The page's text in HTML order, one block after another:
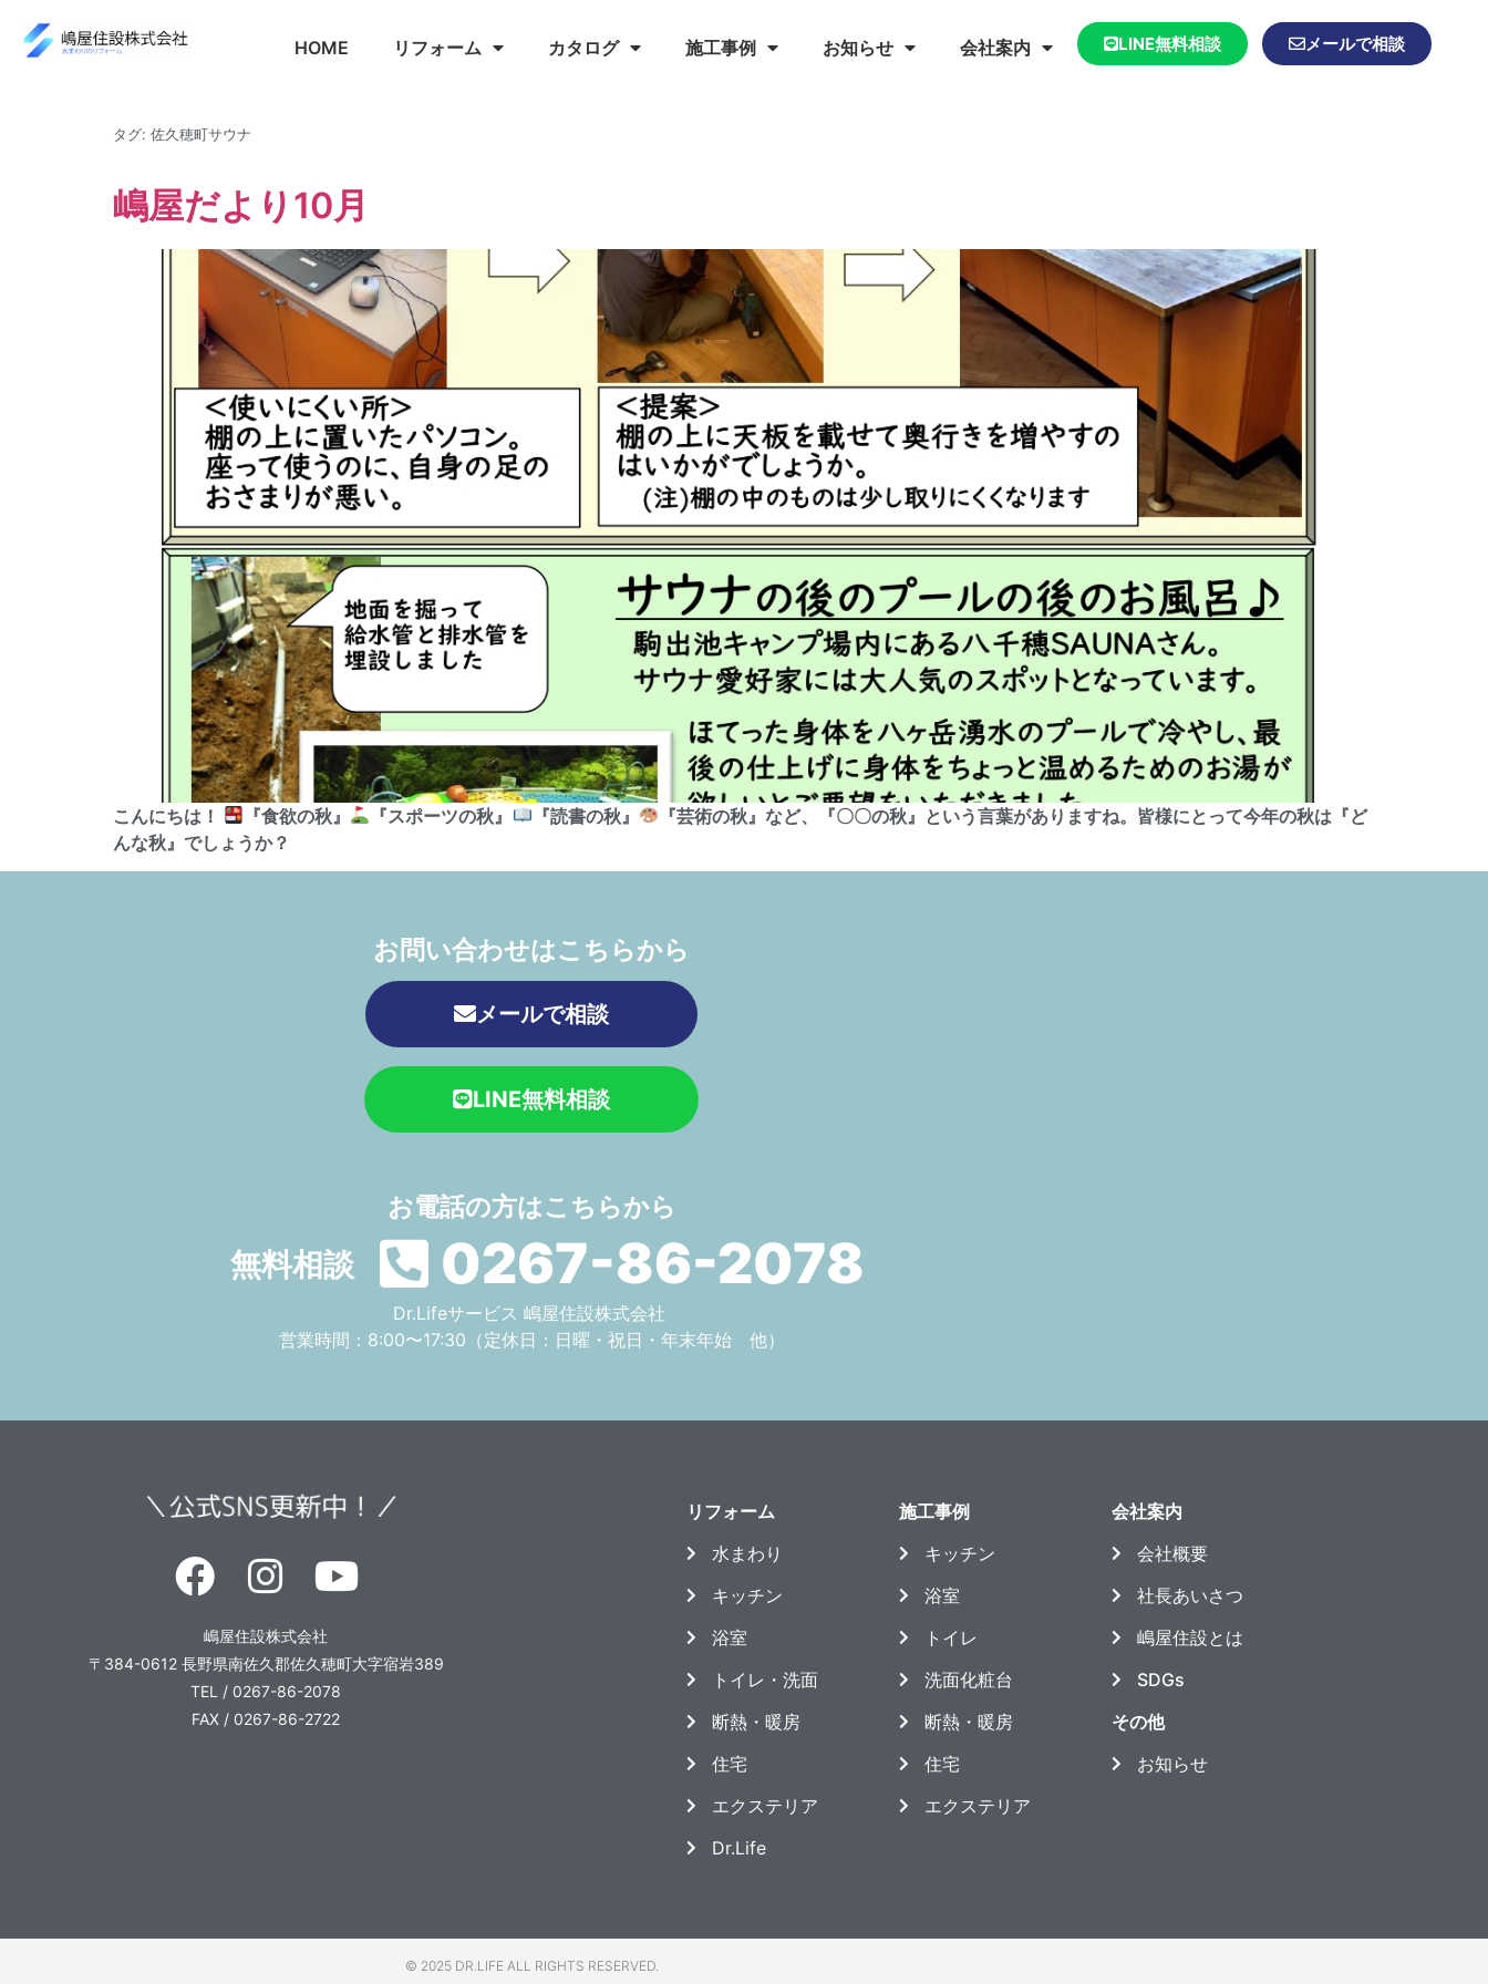
HOME リフォーム カタログ 施工事例 お知らせ 会社案内 LINE無料相談 メールで相談
タグ: 佐久穂町サウナ
嶋屋だより10月
こんにちは！ 『食欲の秋』 『スポーツの秋』 『読書の秋』
『芸術の秋』など、『〇〇の秋』という言葉がありますね。皆様にとって今年の秋は『ど
んな秋』でしょうか？
お問い合わせはこちらから
メールで相談
LINE無料相談
お電話の方はこちらから
無料相談 0267-86-2078
Dr.Lifeサービス 嶋屋住設株式会社
営業時間：8:00〜17:30 （定休日：日曜・祝日・年末年始 他）
嶋屋住設株式会社
〒384-0612 長野県南佐久郡佐久穂町大字宿岩389
TEL / 0267-86-2078
FAX / 0267-86-2722
リフォーム
水まわり
キッチン
浴室
トイレ・洗面
断熱・暖房
住宅
エクステリア
Dr.Life
施工事例
キッチン
浴室
トイレ
洗面化粧台
断熱・暖房
住宅
エクステリア
会社案内
会社概要
社長あいさつ
嶋屋住設とは
SDGs
その他
お知らせ
© 2025 DR.LIFE ALL RIGHTS RESERVED.